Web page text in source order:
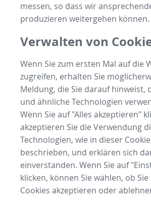
messen, so dass wir
produzieren weitergehen können.
Verwalten von
Wenn Sie zum ersten Mal auf die
zugreifen, erhalten Sie
Meldung, die Sie darauf hinweist,
und ähnliche Technologien
Wenn Sie auf "Alles akzeptieren"
akzeptieren Sie die Verwendung
Technologien, wie in dieser
beschrieben, und erklären sich
einverstanden. Wenn Sie auf
klicken, können Sie wählen, ob
Cookies akzeptieren oder